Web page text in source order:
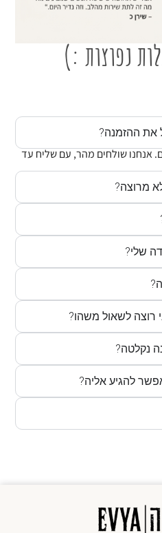
נפוצות :)
את ההזמנה?
1 עד 3 ימי עסקים. אנחנו שולחים מהר, עם שליח עד
מרוצה?
שלי?
רוצה לשאול משהו?
נקלטה?
להגיע אליה?